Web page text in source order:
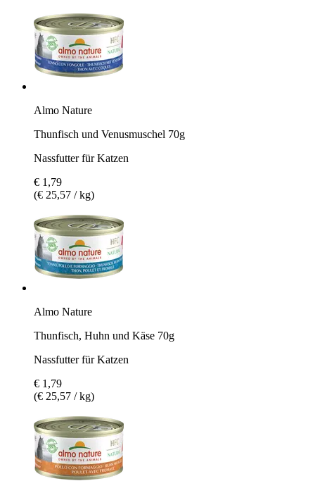
Almo Nature
Thunfisch und Venusmuschel 70g
Nassfutter für Katzen
€ 1,79
(€ 25,57 / kg)
Almo Nature
Thunfisch, Huhn und Käse 70g
Nassfutter für Katzen
€ 1,79
(€ 25,57 / kg)